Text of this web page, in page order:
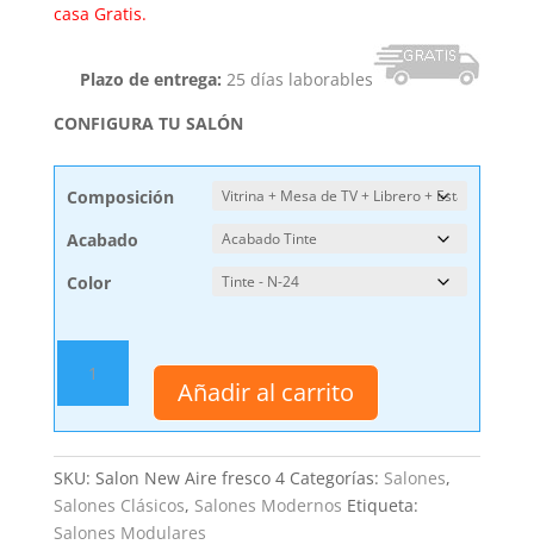
casa Gratis.
Plazo de entrega:25 días laborables
CONFIGURA TU SALÓN
Composición
Acabado
Color
Salón
Comedor
New
Aire
Fresco
4
cantidad
Añadir al carrito
SKU: Salon New Aire fresco 4 Categorías: Salones,
Salones Clásicos, Salones Modernos Etiqueta:
Salones Modulares